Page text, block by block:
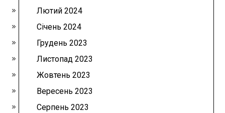
Лютий 2024
Січень 2024
Грудень 2023
Листопад 2023
Жовтень 2023
Вересень 2023
Серпень 2023